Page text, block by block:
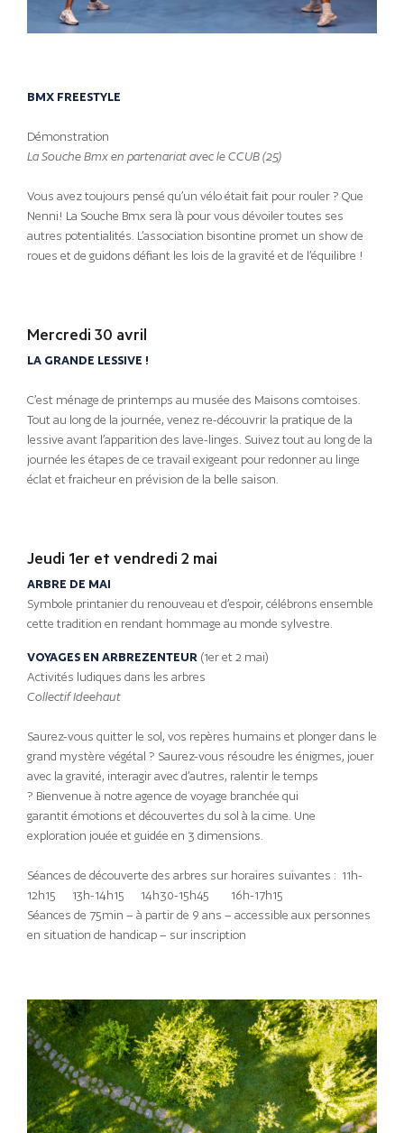
BMX FREESTYLE
Démonstration
La Souche Bmx en partenariat avec le CCUB (25)
Vous avez toujours pensé qu’un vélo était fait pour rouler ? Que
Nenni! La Souche Bmx sera là pour vous dévoiler toutes ses
autres potentialités. L’association bisontine promet un show de
roues et de guidons défiant les lois de la gravité et de l’équilibre !
Mercredi 30 avril
LA GRANDE LESSIVE !
C’est ménage de printemps au musée des Maisons comtoises.
Tout au long de la journée, venez re-découvrir la pratique de la
lessive avant l’apparition des lave-linges. Suivez tout au long de la
journée les étapes de ce travail exigeant pour redonner au linge
éclat et fraicheur en prévision de la belle saison.
Jeudi 1er et vendredi 2 mai
ARBRE DE MAI
Symbole printanier du renouveau et d’espoir, célébrons ensemble
cette tradition en rendant hommage au monde sylvestre.
VOYAGES EN ARBREZENTEUR (1er et 2 mai)
Activités ludiques dans les arbres
Collectif Ideehaut
Saurez-vous quitter le sol, vos repères humains et plonger dans le
grand mystère végétal ? Saurez-vous résoudre les énigmes, jouer
avec la gravité, interagir avec d’autres, ralentir le temps
? Bienvenue à notre agence de voyage branchée qui
garantit émotions et découvertes du sol à la cime. Une
exploration jouée et guidée en 3 dimensions.
Séances de découverte des arbres sur horaires suivantes : 11h-
12h15 13h-14h15 14h30-15h45 16h-17h15
Séances de 75min – à partir de 9 ans – accessible aux personnes
en situation de handicap – sur inscription